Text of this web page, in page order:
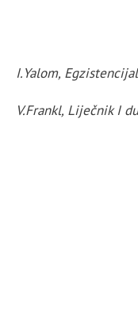
I.Yalom,
V.Frankl, Liječnik I